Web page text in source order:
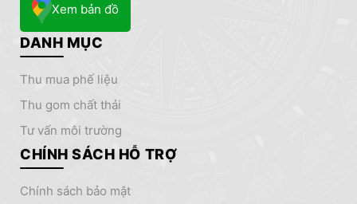
Xem bản đồ
DANH MỤC
thu mua phế liệu
thu gom chất thải
tư vấn môi trường
CHÍNH SÁCH HỖ TRỢ
chính sách bảo mật